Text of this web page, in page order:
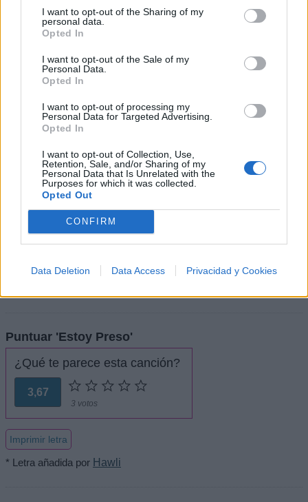
I want to opt-out of the Sharing of my
personal data.
Opted In
I want to opt-out of the Sale of my
Personal Data.
Opted In
I want to opt-out of processing my
Personal Data for Targeted Advertising.
Opted In
I want to opt-out of Collection, Use,
Retention, Sale, and/or Sharing of my
Personal Data that Is Unrelated with the
Purposes for which it was collected.
Opted Out
CONFIRM
Data Deletion Data Access Privacidad y Cookies
sociedad, y reafirma su determinación de luchar por
un mundo mejor, basado en el amor y los valores
Vídeo con letra
Puntuar 'Estoy Preso'
¿Qué te parece esta canción?
3,67
3 votos
Imprimir letra
* Letra añadida por Hawli